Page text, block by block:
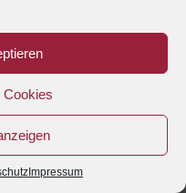
Cookies
Impressum